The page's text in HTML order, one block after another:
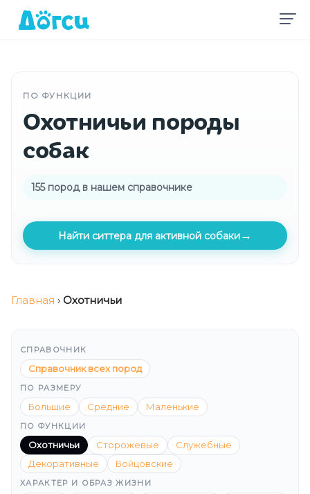
ПО ФУНКЦИИ
Охотничьи породы
собак
155 пород в нашем справочнике
Найти ситтера для активной собаки→
Главная › Охотничьи
СПРАВОЧНИК
Справочник всех пород
ПО РАЗМЕРУ
Большие Средние Маленькие
ПО ФУНКЦИИ
Охотничьи Сторожевые
Служебные
Декоративные
Бойцовские
ХАРАКТЕР И ОБРАЗ ЖИЗНИ